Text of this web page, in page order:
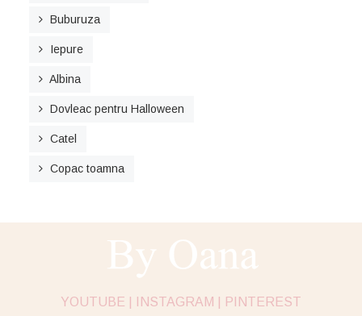
Buburuza
Iepure
Albina
Dovleac pentru Halloween
Catel
Copac toamna
YOUTUBE | INSTAGRAM | PINTEREST